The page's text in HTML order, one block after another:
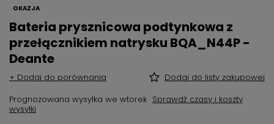
OKAZJA
Bateria prysznicowa podtynkowa z
przełącznikiem natrysku BQA_N44P -
Deante
+ Dodaj do porównania
Dodaj do listy zakupowej
Prognozowana wysyłka we wtorek Sprawdź czasy i koszty
wysyłki